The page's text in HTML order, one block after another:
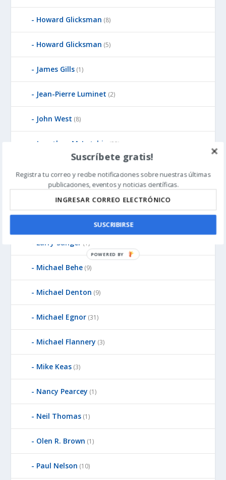
Howard Glicksman (8)
Howard Glicksman (5)
James Gills (1)
Jean-Pierre Luminet (2)
John West (8)
Jonathan McLatchie (23)
Ken Pedersen
Kirk Durston
Larry Sanger (1)
Michael Behe (9)
Michael Denton (9)
Michael Egnor (31)
Michael Flannery (3)
Mike Keas (3)
Nancy Pearcey (1)
Neil Thomas (1)
Olen R. Brown (1)
Paul Nelson (10)
Suscríbete gratis!
Registra tu correo y recibe notificaciones sobre nuestras últimas
publicaciones, eventos y noticias científicas.
SUSCRIBIRSE
POWERED BY